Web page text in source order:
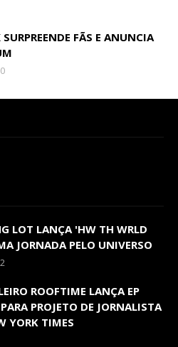
FÃS E ANUNCIA
LOT LANÇA 'HW TH WRLD
JORNADA PELO UNIVERSO
ROOFTIME LANÇA EP
PROJETO DE JORNALISTA
YORK TIMES